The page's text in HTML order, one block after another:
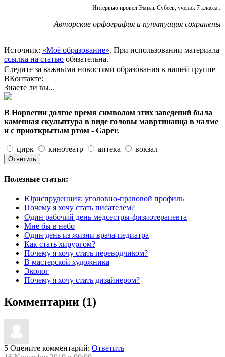
Интервью провел Эмиль Субеев, ученик 7 класса .
Авторские орфография и пунктуация сохранены
Источник: «Моё образование». При использовании материала
ссылка на статью обязательна.
Следите за важными новостями образования в нашей группе
ВКонтакте:
Знаете ли вы...
В Норвегии долгое время символом этих заведений была
каменная скульптура в виде головы мавртинанца в чалме
и с приоткрытым ртом - Gaper.
цирк кинотеатр аптека вокзал
Полезные статьи:
Юриспруденция: уголовно-правовой профиль
Почему я хочу стать писателем?
Один рабочий день медсестры-физиотерапевта
Мне бы в небо
Один день из жизни врача-педиатра
Как стать хирургом?
Почему я хочу стать переводчиком?
В мастерской художника
Эколог
Почему я хочу стать дизайнером?
Комментарии (1)
5 Оцените комментарий: Ответить